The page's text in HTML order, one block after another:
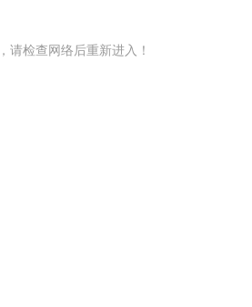
请检查网络后重新进入！